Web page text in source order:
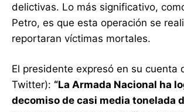
delictivas. Lo más significativo,
Petro, es que esta operación se
reportaran víctimas mortales.
El presidente expresó en su cuenta
Twitter): “La Armada Nacional ha
decomiso de casi media tonelada